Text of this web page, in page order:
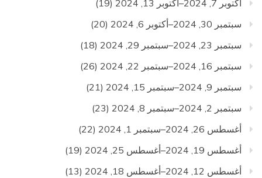
أكتوبر 7, 2024–أكتوبر 13, 2024
(19)
سبتمبر 30, 2024–أكتوبر 6, 2024
(20)
سبتمبر 23, 2024–سبتمبر 29, 2024
(18)
سبتمبر 16, 2024–سبتمبر 22, 2024
(26)
سبتمبر 9, 2024–سبتمبر 15, 2024
(21)
سبتمبر 2, 2024–سبتمبر 8, 2024
(23)
أغسطس 26, 2024–سبتمبر 1, 2024
(22)
أغسطس 19, 2024–أغسطس 25, 2024
(19)
أغسطس 12, 2024–أغسطس 18, 2024
(13)